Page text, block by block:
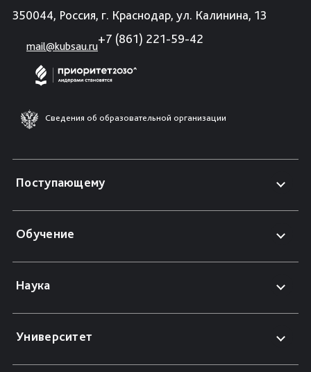
350044, Россия, г. Краснодар, ул. Калинина, 13
mail@kubsau.ru
+7 (861) 221-59-42
Сведения об образовательной организации
Поступающему
Обучение
Наука
Университет